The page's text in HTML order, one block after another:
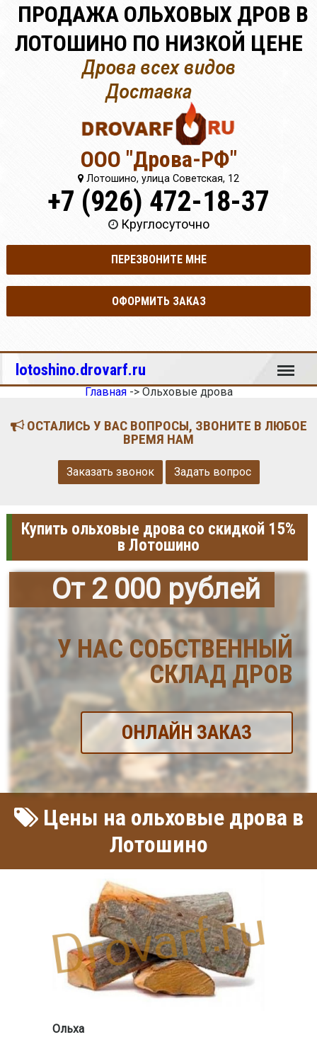
ПРОДАЖА ОЛЬХОВЫХ ДРОВ В
ЛОТОШИНО ПО НИЗКОЙ ЦЕНЕ
ООО "Дрова-РФ"
Лотошино, улица Советская, 12
+7 (926) 472-18-37
Круглосуточно
ПЕРЕЗВОНИТЕ МНЕ
ОФОРМИТЬ ЗАКАЗ
lotoshino.drovarf.ru Меню
Главная-> Ольховые дрова
ОСТАЛИСЬ У ВАС ВОПРОСЫ, ЗВОНИТЕ В ЛЮБОЕ
ВРЕМЯ НАМ
Заказать звонок Задать вопрос
Купить ольховые дрова со скидкой 15%
в Лотошино
От 2 000 рублей
У НАС СОБСТВЕННЫЙ
СКЛАД ДРОВ
ОНЛАЙН ЗАКАЗ
Цены на ольховые дрова в
Лотошино
Ольха